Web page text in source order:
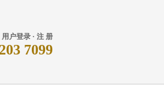
用户登录 · 注 册
7099